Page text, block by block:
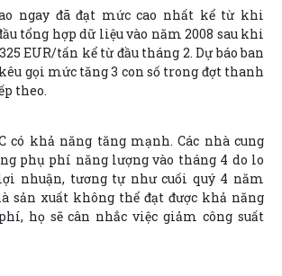
ngay đã đạt mức cao nhất kể từ khi
tổng hợp dữ liệu vào năm 2008 sau khi
EUR/tấn kể từ đầu tháng 2. Dự báo ban
gọi mức tăng 3 con số trong đợt thanh
theo.
có khả năng tăng mạnh. Các nhà cung
phụ phí năng lượng vào tháng 4 do lo
nhuận, tương tự như cuối quý 4 năm
sản xuất không thể đạt được khả năng
họ sẽ cân nhắc việc giảm công suất